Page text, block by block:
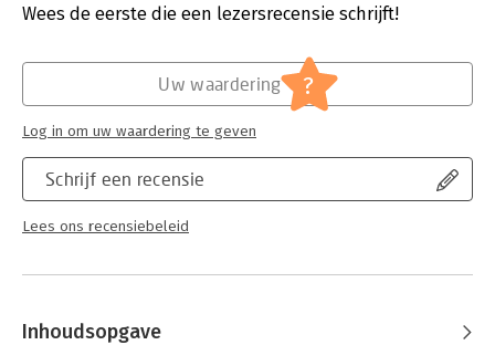
Verschijningsdatum:
28-10-2016
Wees de eerste die een lezersrecensie schrijft!
Schrijf een recensie
Lees ons recensiebeleid
Uw waardering ?
Log in om uw waardering te geven
Inhoudsopgave